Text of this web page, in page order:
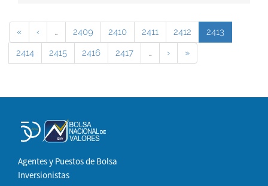
« ‹ … 2409 2410 2411 2412
2413
2414
2415 2416 2417 … › »
Agentes y Puestos de Bolsa
Inversionistas